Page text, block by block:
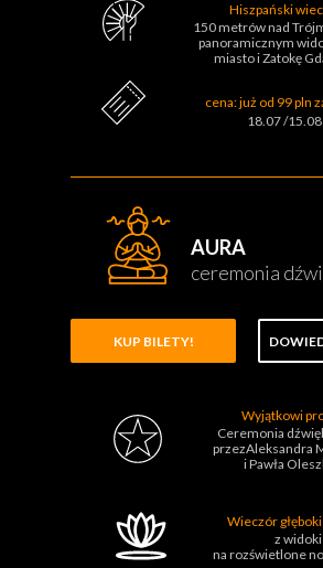
cena: już od 99 pln
Hiszpański
150 metrów nad
panoramicznym
miasto i Zatokę
18.07 /15.08
Wyjątkowi
Wieczór
z
na rozświetlone
KUP BILETY!
AURA
ceremonia
Ceremonia
przezAleksandra
i Pawła